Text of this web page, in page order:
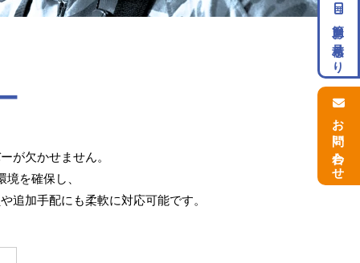
簡単お見積もり
お問い合わせ
が欠かせません。
を確保し、
追加手配にも柔軟に対応可能です。